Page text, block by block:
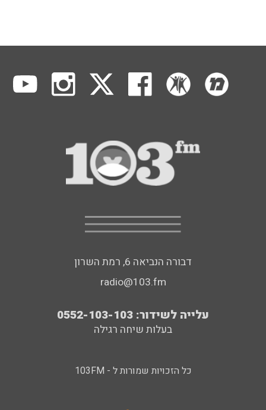
דבורה הנביאה 6, רמת השרון
radio@103.fm
עלייה לשידור: 0552-103-103
בעלות שיחה רגילה
כל הזכויות שמורות ל - 103FM